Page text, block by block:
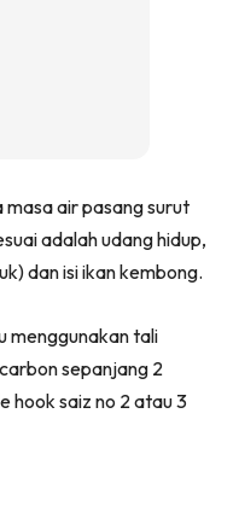
masa air pasang surut
adalah udang hidup,
dan isi ikan kembong.
menggunakan tali
sepanjang 2
hook saiz no 2 atau 3